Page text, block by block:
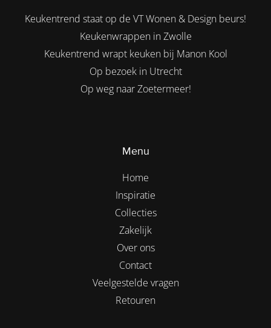
Keukentrend staat op de VT Wonen & Design beurs!
Keukenwrappen in Zwolle
Keukentrend wrapt keuken bij Manon Kool
Op bezoek in Utrecht
Op weg naar Zoetermeer!
Menu
Home
Inspiratie
Collecties
Zakelijk
Over ons
Contact
Veelgestelde vragen
Retouren